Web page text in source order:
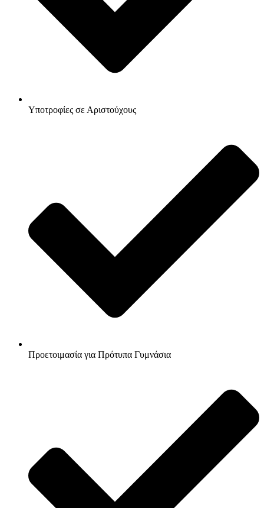
Υποτροφίες σε Αριστούχους
Προετοιμασία για Πρότυπα Γυμνάσια